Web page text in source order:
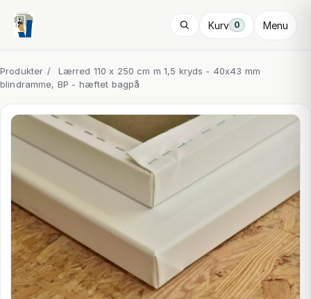
Kurv 0 Menu
Produkter /
Lærred 110 x 250 cm m 1,5 kryds - 40x43 mm
blindramme, BP - hæftet bagpå